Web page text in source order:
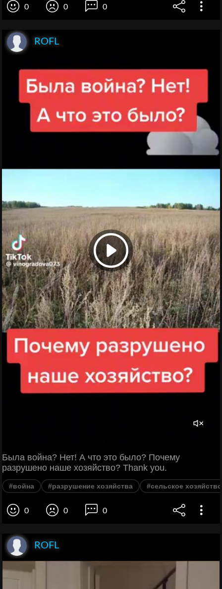
0 0 0
ROFL
Была война? Нет! А что это было? Почему
разрушено наше хозяйство? Thank you.
#война #разрушение хозяйства #сельское хозяйство
0 0 0
ROFL